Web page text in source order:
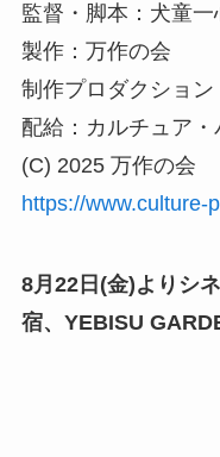
監督・脚本：犬童一
製作：万作の会
制作プロダクション
配給：カルチュア
(C) 2025 万作の会
https://www.culture-
8月22日(金)よりシ
宿、YEBISU